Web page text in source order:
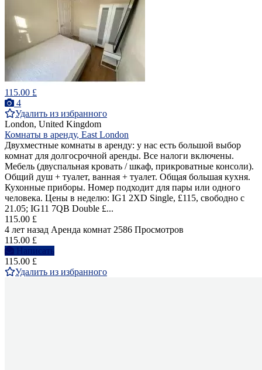
115.00 £
4
Удалить из избранного
London, United Kingdom
Комнаты в аренду, East London
Двухместные комнаты в аренду: у нас есть большой выбор
комнат для долгосрочной аренды. Все налоги включены.
Мебель (двуспальная кровать / шкаф, прикроватные консоли).
Общий душ + туалет, ванная + туалет. Общая большая кухня.
Кухонные приборы. Номер подходит для пары или одного
человека. Цены в неделю: IG1 2XD Single, £115, свободно с
21.05; IG11 7QB Double £...
115.00 £
4 лет назад Аренда комнат 2586 Просмотров
115.00 £
Написать
115.00 £
Удалить из избранного